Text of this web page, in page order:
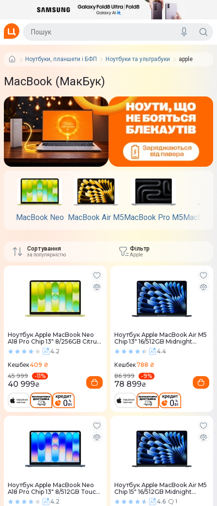
Ноутбуки, планшети і БФП Ноутбуки та ультрабуки apple
MacBook (МакБук)
MacBook Neo MacBook Air M5MacBook Pro M5
Сортування
за популярністю
Фільтр
Apple
Ноутбук Apple MacBook Neo
A18 Pro Chip 13" 8/256GB Citrus
(MHFD4) 20264.2
Кешбек409 ₴
45 999
-11%
40 999₴
Ноутбук Apple MacBook Air M5
Chip 13" 16/512GB Midnight
(MDHE4) 20264.4
Кешбек788 ₴
86 999
-9%
78 899₴
Ноутбук Apple MacBook Neo
A18 Pro Chip 13" 8/512GB Touch
ID Indigo (MHFG4) 2026
4.2
Ноутбук Apple MacBook Air M5
Chip 15" 16/512GB Midnight
(MDVH4) 20264.6 1